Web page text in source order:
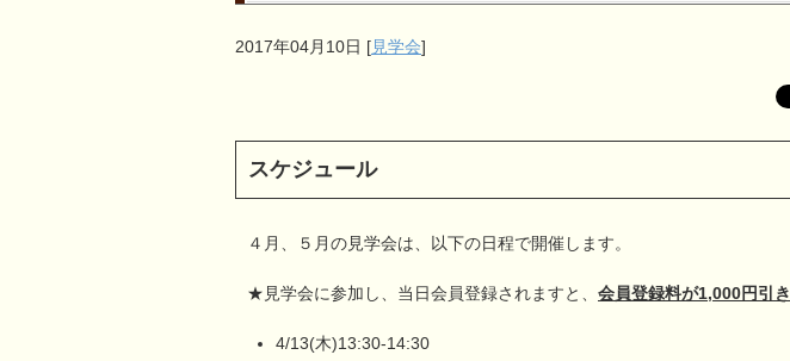
2017年04月10日 [見学会]
スケジュール
４月、５月の見学会は、以下の日程で開催します。
★見学会に参加し、当日会員登録されますと、 会員登録料が1,000円引き
4/13(木)13:30-14:30